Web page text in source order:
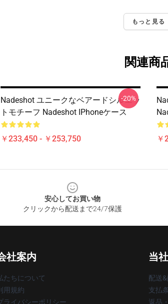
もっと見る
関連商
Nadeshot ユニークなベアードシルエッ
トモチーフ Nadeshot IPhoneケース
￥233,450 - ￥253,750
-20%
￥
安心してお買い物
クリックから配送まで24/7保護
社案内
たちについて
用規約
ライバシーポリシー
当
配送
支払
返品